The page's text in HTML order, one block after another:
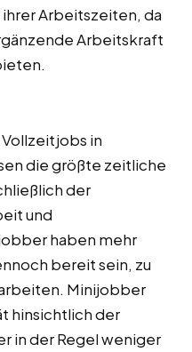
Arbeitszeiten, da
Arbeitskraft
in
die größte zeitliche
der
und
haben mehr
bereit sein, zu
Minijobber
hinsichtlich der
in der Regel weniger